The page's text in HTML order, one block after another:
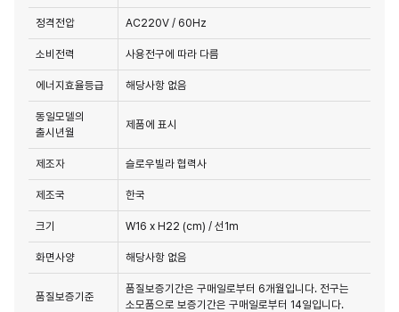
정격전압 AC220V / 60Hz
소비전력 사용전구에 따라 다름
에너지효율등급 해당사항 없음
동일모델의
출시년월
제품에 표시
제조자 슬로우빌라 협력사
제조국 한국
크기 W16 x H22 (cm) / 선1m
화면사양 해당사항 없음
품질보증기준
품질보증기간은 구매일로부터 6개월입니다. 전구는
소모품으로 보증기간은 구매일로부터 14일입니다.